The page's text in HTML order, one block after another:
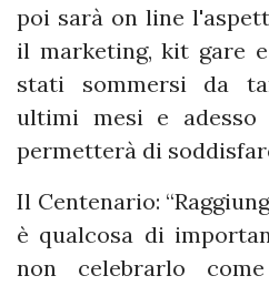
poi sarà on line
il marketing, kit gare
stati sommersi da
ultimi mesi e adesso
permetterà di
Il Centenario:
è qualcosa di
non celebrarlo